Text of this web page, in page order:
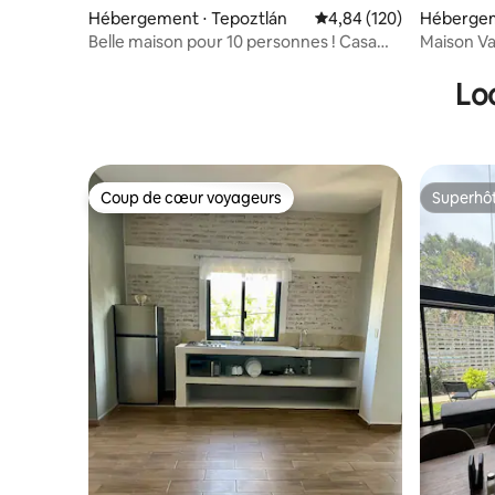
Hébergement ⋅ Tepoztlán Évaluation moyenne
4,84 (120)
Belle maison pour 10 personnes ! Casa
Maison
Coup de cœur voyageurs
Coup de cœur voyageurs